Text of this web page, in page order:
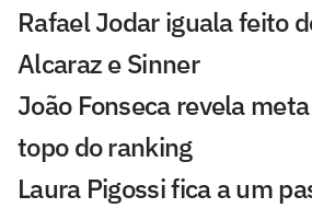
Rafael Jodar iguala feito
Alcaraz e Sinner
João Fonseca revela
topo do ranking
Laura Pigossi fica a um